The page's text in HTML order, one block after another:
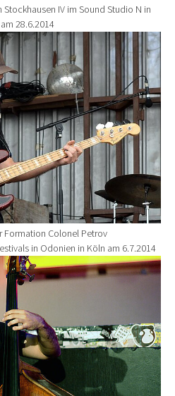
IV im Sound Studio N in
28.6.2014
Formation Colonel Petrov
in Odonien in Köln am 6.7.2014